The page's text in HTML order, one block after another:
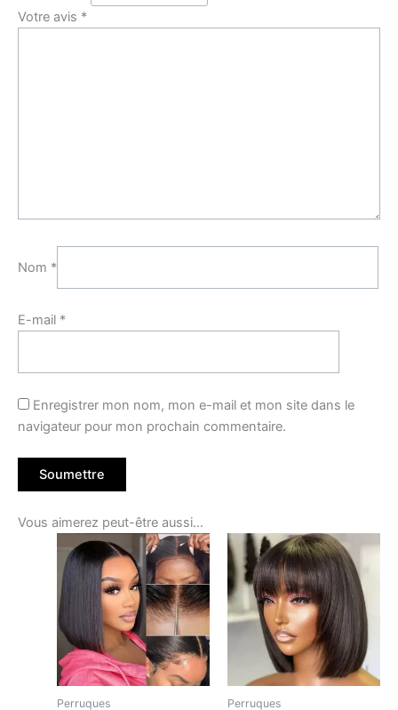
Votre avis *
Nom *
E-mail *
Enregistrer mon nom, mon e-mail et mon site dans le
navigateur pour mon prochain commentaire.
Vous aimerez peut-être aussi…
Perruques Perruques